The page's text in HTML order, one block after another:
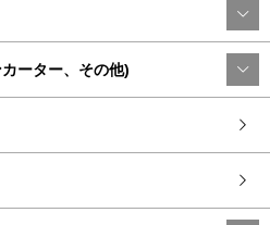
ーター、その他)